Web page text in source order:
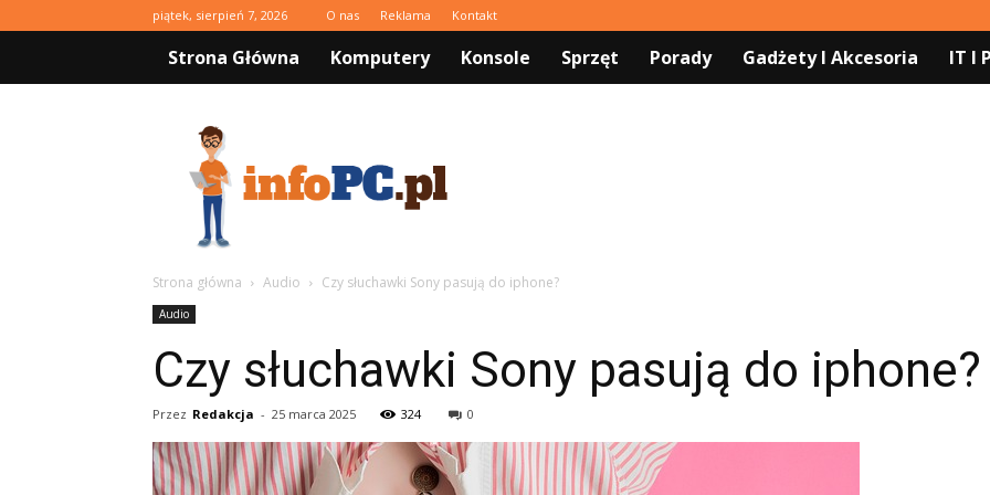
piątek, sierpień 7, 2026 O nas Reklama Kontakt
Strona Główna Komputery Konsole Sprzęt Porady Gadżety I Akcesoria IT I
infoPC.pl
Strona główna Audio Czy słuchawki Sony pasują do iphone?
Audio
Czy słuchawki Sony pasują do iphone?
Przez Redakcja - 25 marca 2025 324 0